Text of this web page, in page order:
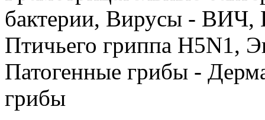
бактерии, Вирусы - ВИЧ,
Птичьего гриппа H5N1,
Патогенные грибы -
грибы